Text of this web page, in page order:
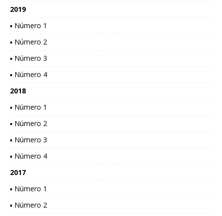
2019
▪ Número 1
▪ Número 2
▪ Número 3
▪ Número 4
2018
▪ Número 1
▪ Número 2
▪ Número 3
▪ Número 4
2017
▪ Número 1
▪ Número 2